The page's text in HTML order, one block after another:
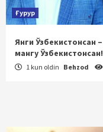
Ғурур
Янги Ўзбекистонсан –
мангу Ўзбекистонсан!
1 kun oldin Behzod